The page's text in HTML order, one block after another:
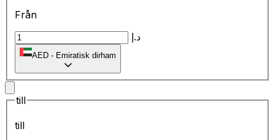
Från
د.إ
AED - Emiratisk dirham
till
till